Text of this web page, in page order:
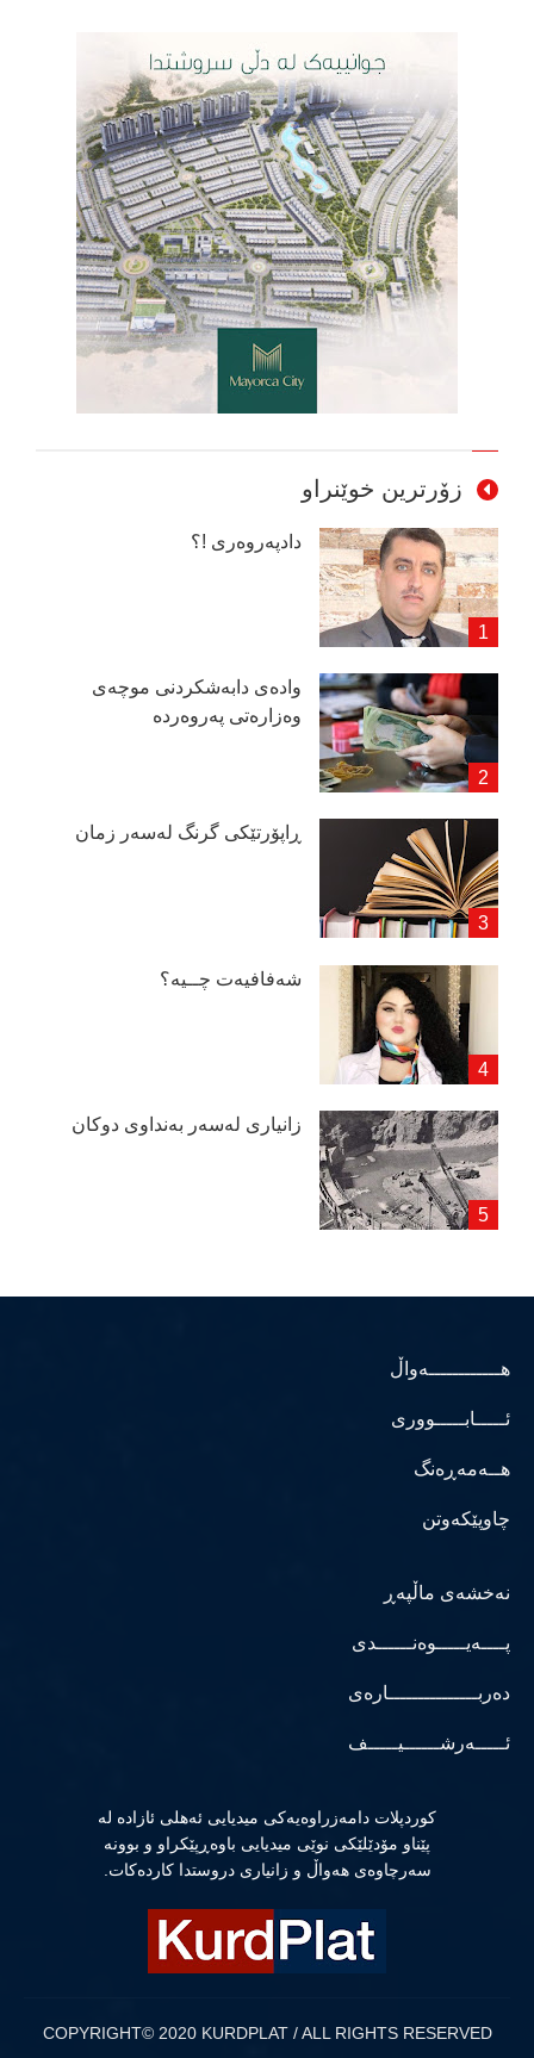
زۆرترین خوێنراو
دادپەروەری !؟
وادەی دابەشكردنی موچەی
وەزارەتی پەروەردە
ڕاپۆرتێكی گرنگ لەسەر زمان
شەفافیەت چــیە؟
زانیاری لەسەر بەنداوی دوكان
هــــــــــــەواڵ
ئـــــابـــــووری
هــەمەڕەنگ
چاوپێکەوتن
نەخشەی ماڵپەڕ
پــــەیـــــوەنــــــدی
دەربـــــــــــــــارەی
ئـــــەرشــــــیـــــف
كوردپلات دامەزراوەیەكی میدیایی ئەهلی ئازادە لە
پێناو مۆدێلێكی نوێی میدیایی باوەڕپێكراو و بوونە
سەرچاوەی هەواڵ و زانیاری دروستدا كاردەكات.
COPYRIGHT© 2020 KURDPLAT / ALL RIGHTS RESERVED